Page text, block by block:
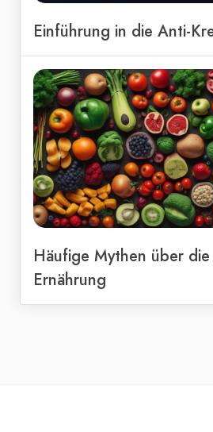
Einführung in die Anti-
Häufige Mythen über
Ernährung